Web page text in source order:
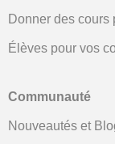
Donner des cours
Élèves pour vos
Communauté
Nouveautés et